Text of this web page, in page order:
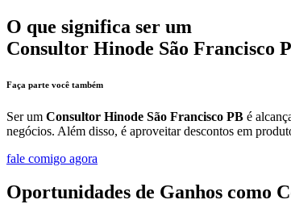
O que significa ser um
Consultor Hinode São Francisco
Faça parte você também
Ser um Consultor Hinode São Francisco PB é
negócios. Além disso, é aproveitar descontos em
fale comigo agora
Oportunidades de Ganhos como